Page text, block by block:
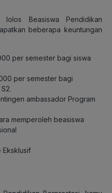
Beasiswa Pendidikan
beberapa keuntungan
per semester bagi siswa
per semester bagi
ambassador Program
memperoleh beasiswa
Eksklusif